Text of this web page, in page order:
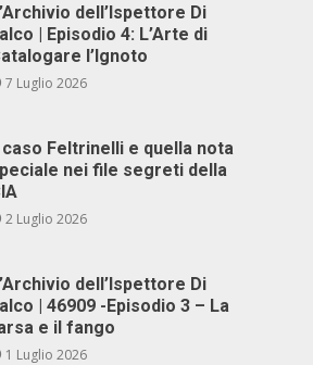
dell’Ispettore Di
| Episodio 4: L’Arte di
l’Ignoto
7 Luglio 2026
caso Feltrinelli e quella nota
nei file segreti della
2 Luglio 2026
dell’Ispettore Di
| 46909 -Episodio 3 – La
e il fango
1 Luglio 2026